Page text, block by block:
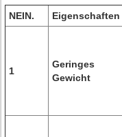
NEIN. Eigenschaften
1
Geringes
Gewicht